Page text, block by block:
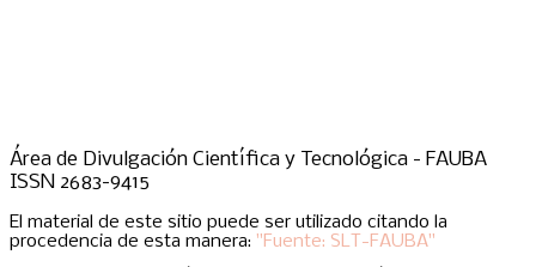
Área de Divulgación Científica y Tecnológica - FAUBA
ISSN 2683-9415
El material de este sitio puede ser utilizado citando la
procedencia de esta manera: "Fuente: SLT-FAUBA"